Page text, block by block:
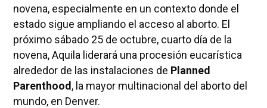
novena, especialmente en un contexto donde el
estado sigue ampliando el acceso al aborto. El
próximo sábado 25 de octubre, cuarto día de la
novena, Aquila liderará una procesión eucarística
alrededor de las instalaciones de Planned
Parenthood, la mayor multinacional del aborto del
mundo, en Denver.